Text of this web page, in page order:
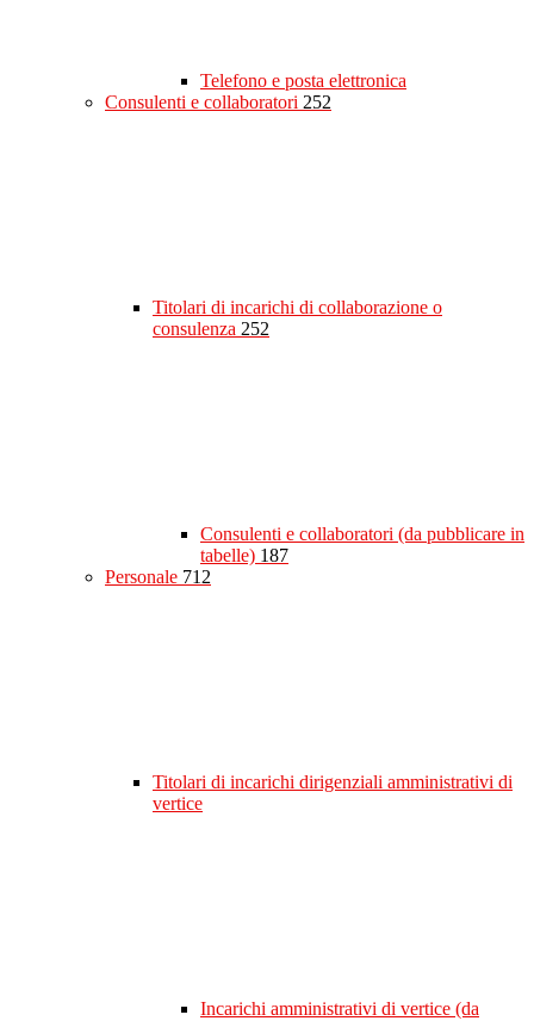
Telefono e posta elettronica
Consulenti e collaboratori 252
Titolari di incarichi di collaborazione o
consulenza 252
Consulenti e collaboratori (da pubblicare in
tabelle) 187
Personale 712
Titolari di incarichi dirigenziali amministrativi di
vertice
Incarichi amministrativi di vertice (da